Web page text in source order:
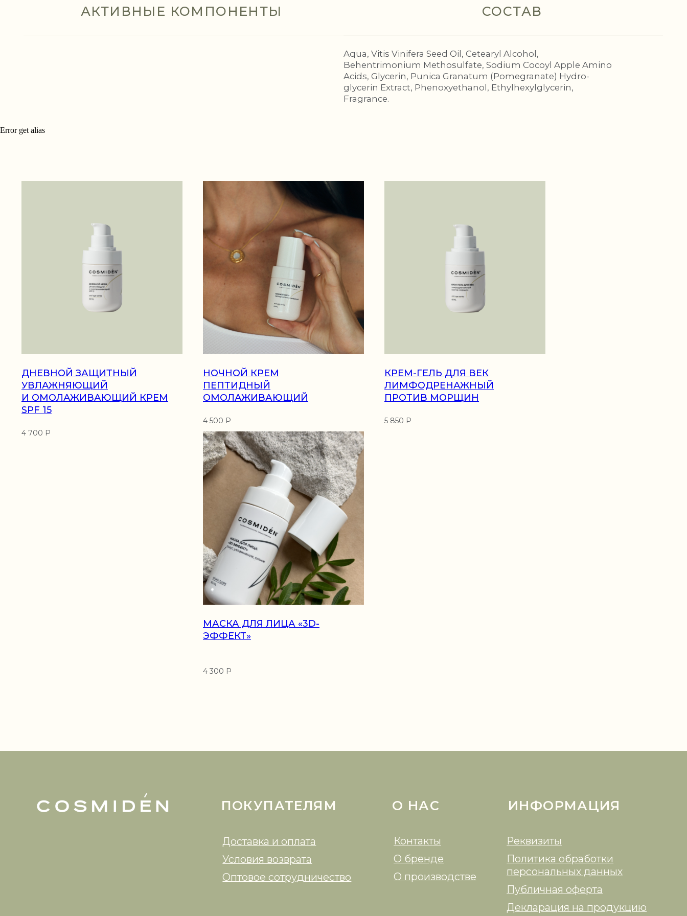
Error get alias
ДНЕВНОЙ ЗАЩИТНЫЙ
УВЛАЖНЯЮЩИЙ
И ОМОЛАЖИВАЮЩИЙ КРЕМ
SPF 15
4 700 Р
НОЧНОЙ КРЕМ
ПЕПТИДНЫЙ
ОМОЛАЖИВАЮЩИЙ
4 500 Р
КРЕМ-ГЕЛЬ ДЛЯ ВЕК
ЛИМФОДРЕНАЖНЫЙ
ПРОТИВ МОРЩИН
5 850 Р
МАСКА ДЛЯ ЛИЦА «3D-
ЭФФЕКТ»
4 300 Р
ПОКУПАТЕЛЯМ
Доставка и оплата
Условия возврата
Оптовое сотрудничество
Контакты
*Запрещенная в России соцсеть, принадлежит Meta, которая признана
экстремистской и террористической организацией)
О производстве
ИНФОРМАЦИЯ
Реквизиты
Политика обработки
персональных данных
Публичная оферта
Декларация на продукцию